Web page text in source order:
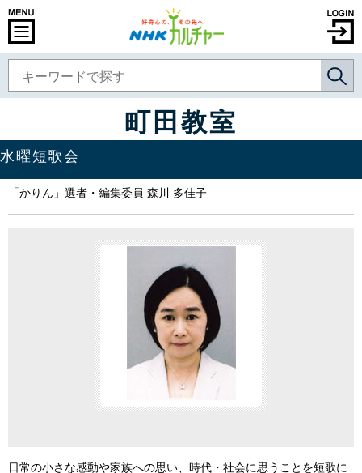
町田教室
水曜短歌会
「かりん」選者・編集委員 森川 多佳子
日常の小さな感動や家族への思い、時代・社会に思うことを短歌に